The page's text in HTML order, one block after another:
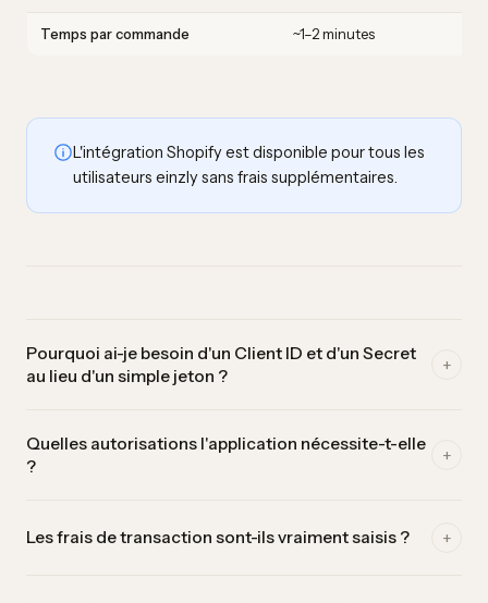
Temps par commande ~1–2 minutes
L'intégration Shopify est disponible pour tous les
utilisateurs einzly sans frais supplémentaires.
Pourquoi ai-je besoin d'un Client ID et d'un Secret
au lieu d'un simple jeton ?
+
d'applications personnalisées. Le nouveau chemin passe par
le Dev Dashboard, où vous créez une application et
récupérer automatiquement un nouveau jeton d'accès à
Quelles autorisations l'application nécessite-t-elle
?
+
(read_orders et read_all_orders). einzly lit vos ventes pour
Les frais de transaction sont-ils vraiment saisis ? +